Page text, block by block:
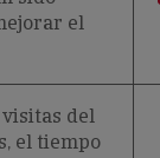
el
del
el tiempo